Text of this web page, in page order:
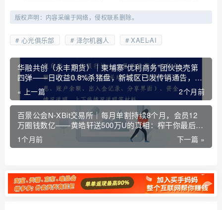
版权声明：内容采编于网络，侵权联系删除。
心光俱乐部 泽尔机器人 XAEL-AI
华融共创（永丰期货）｜柬埔寨“优利商务”团伙换壳第
四弹——日收益0.8%杀猪盘，新城区已发传销通告，四
个月圈钱过亿
« 上一篇 2个月前
百景公会N-XBit交易所｜每月单割持续8个月，会员12
万圈钱数亿——黄皓轩送500万U的真相：榨干你最后一
滴血
下一篇 »
1个月前